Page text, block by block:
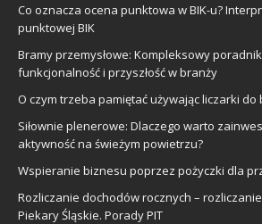
Co oznacza ocena punktowa w BIK-u?
punktowej BIK
Bramy przemysłowe: Kompleksowy
funkcjonalność i przyszłość w branży
O czym trzeba pamiętać używając liczarki
Siłownie plenerowe: Dlaczego warto
aktywność na świeżym powietrzu?
Wspieranie biznesu poprzez pożyczki dla
Rozliczanie dochodów rocznych –
Piekary Śląskie. Porady PIT